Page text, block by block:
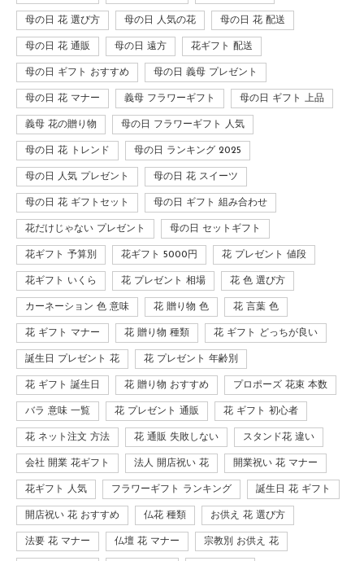
母の日 花 選び方 母の日 人気の花 母の日 花 配送
母の日 花 通販 母の日 遠方 花ギフト 配送
母の日 ギフト おすすめ 母の日 義母 プレゼント
母の日 花 マナー 義母 フラワーギフト 母の日 ギフト 上品
義母 花の贈り物 母の日 フラワーギフト 人気
母の日 花 トレンド 母の日 ランキング 2025
母の日 人気 プレゼント 母の日 花 スイーツ
母の日 花 ギフトセット 母の日 ギフト 組み合わせ
花だけじゃない プレゼント 母の日 セットギフト
花ギフト 予算別 花ギフト 5000円 花 プレゼント 値段
花ギフト いくら 花 プレゼント 相場 花 色 選び方
カーネーション 色 意味 花 贈り物 色 花 言葉 色
花 ギフト マナー 花 贈り物 種類 花 ギフト どっちが良い
誕生日 プレゼント 花 花 プレゼント 年齢別
花 ギフト 誕生日 花 贈り物 おすすめ プロポーズ 花束 本数
バラ 意味 一覧 花 プレゼント 通販 花 ギフト 初心者
花 ネット注文 方法 花 通販 失敗しない スタンド花 違い
会社 開業 花ギフト 法人 開店祝い 花 開業祝い 花 マナー
花ギフト 人気 フラワーギフト ランキング 誕生日 花 ギフト
開店祝い 花 おすすめ 仏花 種類 お供え 花 選び方
法要 花 マナー 仏壇 花 マナー 宗教別 お供え 花